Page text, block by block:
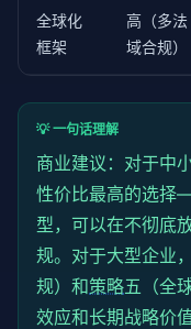
return {
  }
   */
    action:
    details:
  }) {
// 在实际实现中
console. log(
  }
全球化
框架
高（多法
域合规）
💡 一句话理解
商业建议：对于中
性价比最高的选择
型，可以在不彻底
规。对于大型企业
规）和策略五（全
效应和长期战略价值